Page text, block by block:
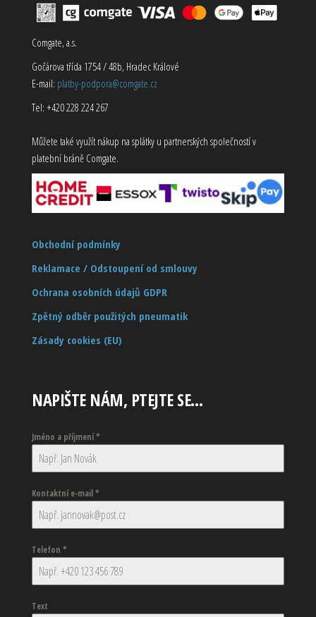
Comgate, a.s.
Gočárova třída 1754 / 48b, Hradec Králové
E-mail: platby-podpora@comgate.cz
Tel: +420 228 224 267
Můžete také využít nákup na splátky u partnerských společností v
platební bráně Comgate.
Obchodní podmínky
Reklamace / Odstoupení od smlouvy
Ochrana osobních údajů GDPR
Zpětný odběr použitých pneumatik
Zásady cookies (EU)
NAPIŠTE NÁM, PTEJTE SE…
Jméno a příjmení*
Kontaktní e-mail*
Telefon *
Text